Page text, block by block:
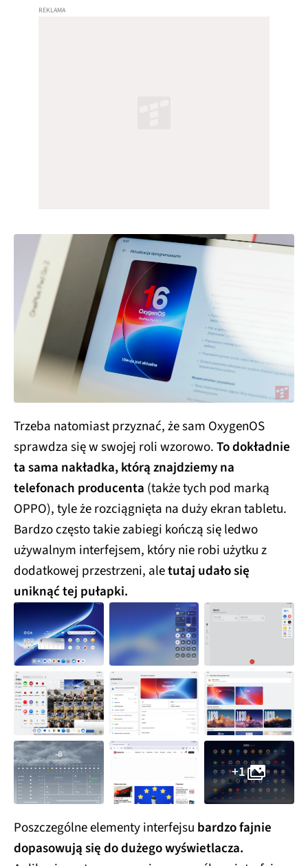
Trzeba natomiast przyznać, że sam OxygenOS
sprawdza się w swojej roli wzorowo.To dokładnie
ta sama nakładka, którą znajdziemy na
telefonach producenta (także tych pod marką
OPPO), tyle że rozciągnięta na duży ekran tabletu.
Bardzo często takie zabiegi kończą się ledwo
używalnym interfejsem, który nie robi użytku z
dodatkowej przestrzeni, aletutaj udało się
uniknąć tej pułapki.
+1
Poszczególne elementy interfejsu bardzo fajnie
dopasowują się do dużego wyświetlacza.